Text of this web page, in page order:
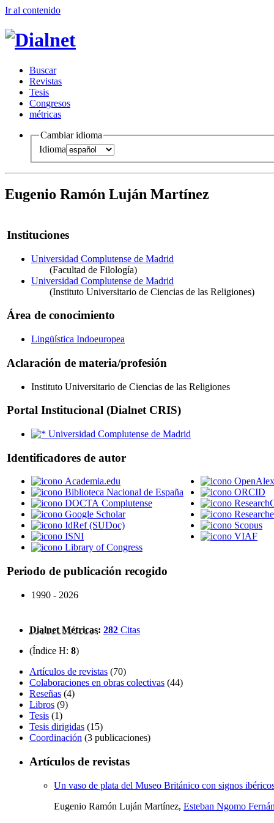
Ir al contenido
Buscar
Revistas
Tesis
Congresos
métricas
Cambiar idioma
Idioma
Eugenio Ramón Luján Martínez
Instituciones
Universidad Complutense de Madrid
(Facultad de Filología)
Universidad Complutense de Madrid
(Instituto Universitario de Ciencias de las Religiones)
Área de conocimiento
Lingüística Indoeuropea
Aclaración de materia/profesión
Instituto Universitario de Ciencias de las Religiones
Portal Institucional (Dialnet CRIS)
Universidad Complutense de Madrid
Identificadores de autor
Academia.edu
Biblioteca Nacional de España
DOCTA Complutense
Google Scholar
IdRef (SUDoc)
ISNI
Library of Congress
OpenAlex
ORCID
Scopus
VIAF
Periodo de publicación recogido
1990 - 2026
Dialnet Métricas: 282 Citas
(Índice H: 8)
Artículos de revistas (70)
Colaboraciones en obras colectivas (44)
Reseñas (4)
Libros (9)
Tesis (1)
Tesis dirigidas (15)
Coordinación (3 publicaciones)
Artículos de revistas
Un vaso de plata del Museo Británico con signos
Eugenio Ramón Luján Martínez, Esteban Ngomo